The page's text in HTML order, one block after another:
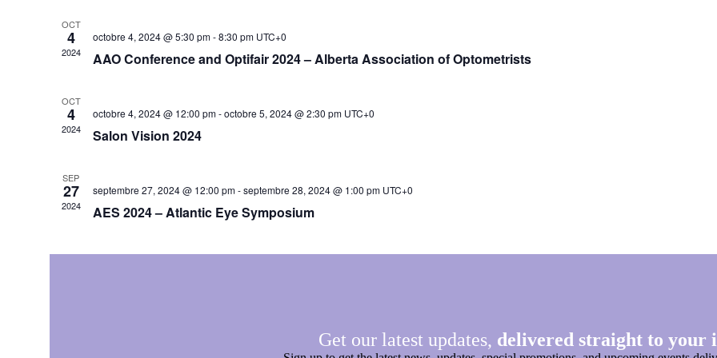
OCT
4
2024
octobre 4, 2024 @ 5:30 pm-8:30 pm UTC+0
AAO Conference and Optifair 2024 – Alberta Association of Optometrists
OCT
4
2024
octobre 4, 2024 @ 12:00 pm-octobre 5, 2024 @ 2:30 pm UTC+0
Salon Vision 2024
SEP
27
2024
septembre 27, 2024 @ 12:00 pm-septembre 28, 2024 @ 1:00 pm UTC+0
AES 2024 – Atlantic Eye Symposium
Get our latest updates, delivered straight to your